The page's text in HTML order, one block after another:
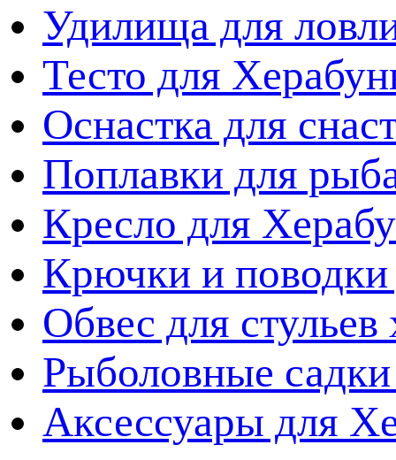
Удилища для
Тесто для
Оснастка для
Поплавки для
Кресло для
Крючки и поводки
Обвес для стульев
Рыболовные
Аксессуары для